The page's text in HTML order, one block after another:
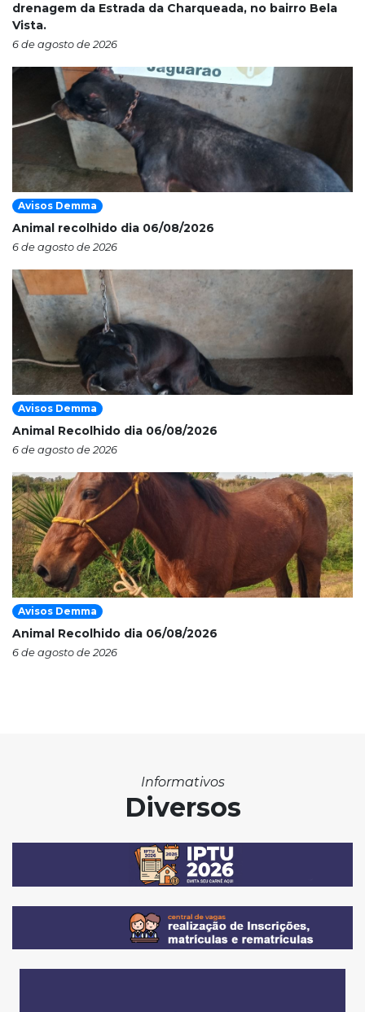
drenagem da Estrada da Charqueada, no bairro Bela
Vista.
6 de agosto de 2026
Avisos Demma
Animal recolhido dia 06/08/2026
6 de agosto de 2026
Avisos Demma
Animal Recolhido dia 06/08/2026
6 de agosto de 2026
Avisos Demma
Animal Recolhido dia 06/08/2026
6 de agosto de 2026
Informativos
Diversos